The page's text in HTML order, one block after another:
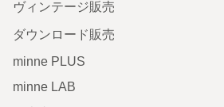
ヴィンテージ販売
ダウンロード販売
minne PLUS
minne LAB